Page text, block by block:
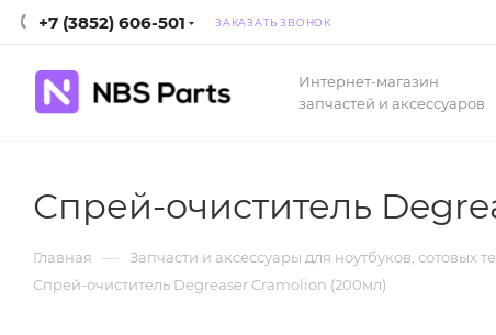
+7 (3852) 606-501 ЗАКАЗАТЬ ЗВОНОК
Интернет-магазин
запчастей и аксессуаров
Спрей-очиститель
Главная — Запчасти и аксессуары для ноутбуков, сотовых
Спрей-очиститель Degreaser Cramolion (200мл)